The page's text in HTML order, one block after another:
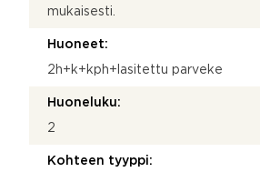
mukaisesti.
Huoneet:
2h+k+kph+lasitettu parveke
Huoneluku:
2
Kohteen tyyppi: